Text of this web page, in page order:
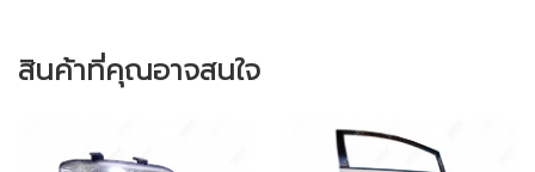
สินค้าที่คุณอาจสนใจ